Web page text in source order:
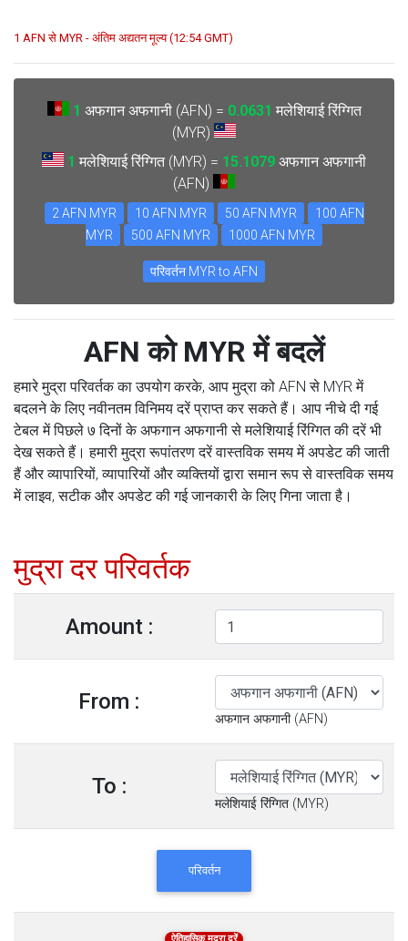
1 AFN से MYR - अंतिम अद्यतन मूल्य (12:54 GMT)
1 अफगान अफगानी (AFN) = 0.0631 मलेशियाई रिंग्गित
(MYR)
1 मलेशियाई रिंग्गित (MYR) = 15.1079 अफगान अफगानी
(AFN)
2 AFN MYR 10 AFN MYR 50 AFN MYR
100 AFN
MYR
500 AFN MYR 1000 AFN MYR
परिवर्तन MYR to AFN
AFN को MYR में बदलें
हमारे मुद्रा परिवर्तक का उपयोग करके, आप मुद्रा को AFN से MYR में
बदलने के लिए नवीनतम विनिमय दरें प्राप्त कर सकते हैं। आप नीचे दी गई
टेबल में पिछले ७ दिनों के अफगान अफगानी से मलेशियाई रिंग्गित की दरें भी
देख सकते हैं। हमारी मुद्रा रूपांतरण दरें वास्तविक समय में अपडेट की जाती
हैं और व्यापारियों, व्यापारियों और व्यक्तियों द्वारा समान रूप से वास्तविक समय
में लाइव, सटीक और अपडेट की गई जानकारी के लिए गिना जाता है।
मुद्रा दर परिवर्तक
Amount :
From :
अफगान अफगानी (AFN)
To :
मलेशियाई रिंग्गित (MYR)
परिवर्तन